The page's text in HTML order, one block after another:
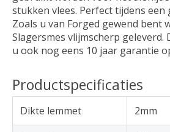
stukken vlees. Perfect tijdens een
Zoals u van Forged gewend bent
Slagersmes vlijmscherp
u ook nog eens 10 jaar garantie
Productspecificaties
Dikte lemmet 2mm